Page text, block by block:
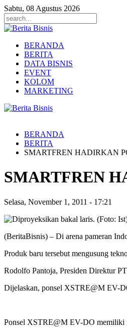
Sabtu, 08 Agustus 2026
BERANDA
BERITA
DATA BISNIS
EVENT
KOLOM
MARKETING
BERANDA
BERITA
SMARTFREN HADIRKAN
SMARTFREN
Selasa, November 1, 2011 - 17:21
(BeritaBisnis) – Di arena pameran
Produk baru tersebut mengusung
Rodolfo Pantoja, Presiden Direktur
Dijelaskan, ponsel XSTRE@M EV-
Ponsel XSTRE@M EV-DO memiliki